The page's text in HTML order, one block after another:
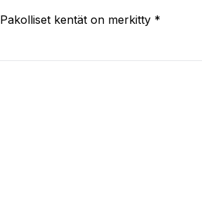
Pakolliset kentät on merkitty *